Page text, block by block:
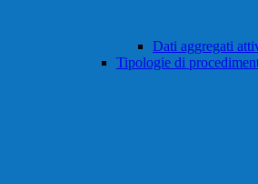
Dati aggregati
Tipologie di